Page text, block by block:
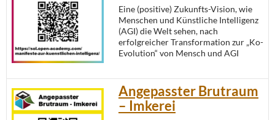
Eine (positive) Zukunfts-Vision, wie
Menschen und Künstliche Intelligenz
(AGI) die Welt sehen, nach
erfolgreicher Transformation zur „Ko-
Evolution“ von Mensch und AGI
Angepasster Brutraum
– Imkerei